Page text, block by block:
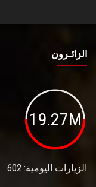
الزائـرون
19.27M
الزيارات اليومية: 602